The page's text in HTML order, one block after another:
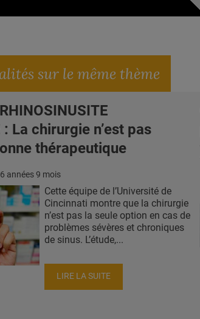
sur le même thème
: La chirurgie n’est pas
thérapeutique
6 années 9 mois
Cette équipe de l’Université de
Cincinnati montre que la chirurgie
n’est pas la seule option en cas de
problèmes sévères et chroniques
de sinus. L’étude,...
LIRE LA SUITE